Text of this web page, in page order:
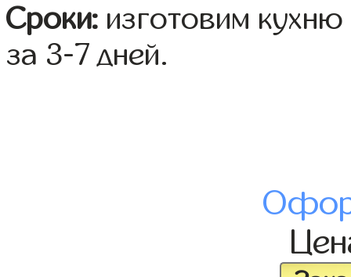
Сроки: изготовим
за 3-7 дней.